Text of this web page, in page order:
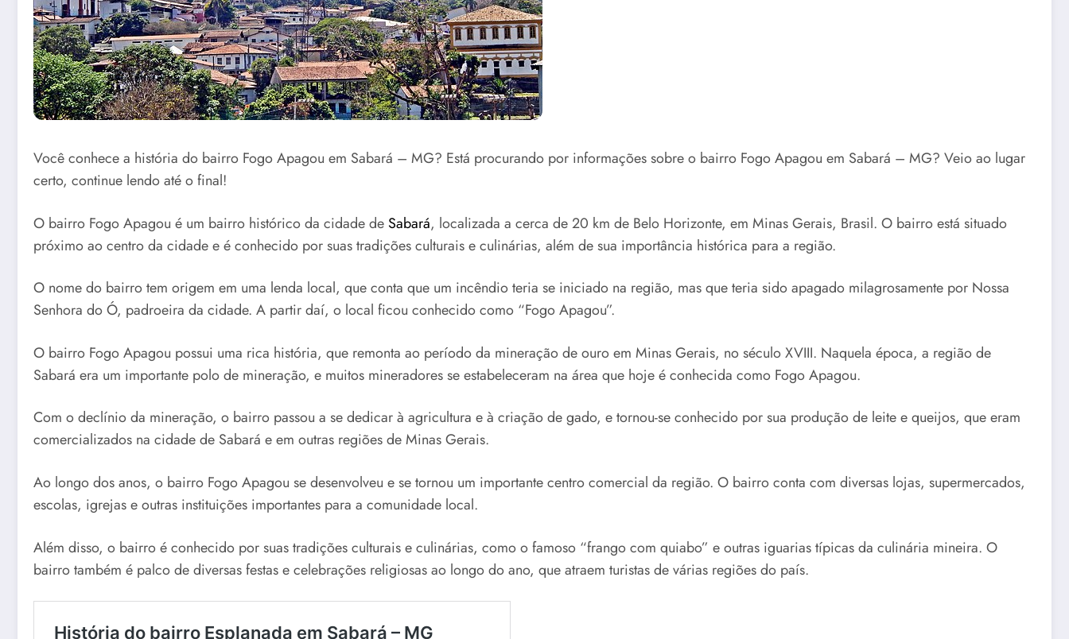
Você conhece a história do bairro Fogo Apagou em Sabará – MG? Está procurando por informações sobre o bairro Fogo Apagou em Sabará – MG? Veio ao lugar
certo, continue lendo até o final!
O bairro Fogo Apagou é um bairro histórico da cidade de Sabará, localizada a cerca de 20 km de Belo Horizonte, em Minas Gerais, Brasil. O bairro está situado
próximo ao centro da cidade e é conhecido por suas tradições culturais e culinárias, além de sua importância histórica para a região.
O nome do bairro tem origem em uma lenda local, que conta que um incêndio teria se iniciado na região, mas que teria sido apagado milagrosamente por Nossa
Senhora do Ó, padroeira da cidade. A partir daí, o local ficou conhecido como “Fogo Apagou”.
O bairro Fogo Apagou possui uma rica história, que remonta ao período da mineração de ouro em Minas Gerais, no século XVIII. Naquela época, a região de
Sabará era um importante polo de mineração, e muitos mineradores se estabeleceram na área que hoje é conhecida como Fogo Apagou.
Com o declínio da mineração, o bairro passou a se dedicar à agricultura e à criação de gado, e tornou-se conhecido por sua produção de leite e queijos, que eram
comercializados na cidade de Sabará e em outras regiões de Minas Gerais.
Ao longo dos anos, o bairro Fogo Apagou se desenvolveu e se tornou um importante centro comercial da região. O bairro conta com diversas lojas, supermercados,
escolas, igrejas e outras instituições importantes para a comunidade local.
Além disso, o bairro é conhecido por suas tradições culturais e culinárias, como o famoso “frango com quiabo” e outras iguarias típicas da culinária mineira. O
bairro também é palco de diversas festas e celebrações religiosas ao longo do ano, que atraem turistas de várias regiões do país.